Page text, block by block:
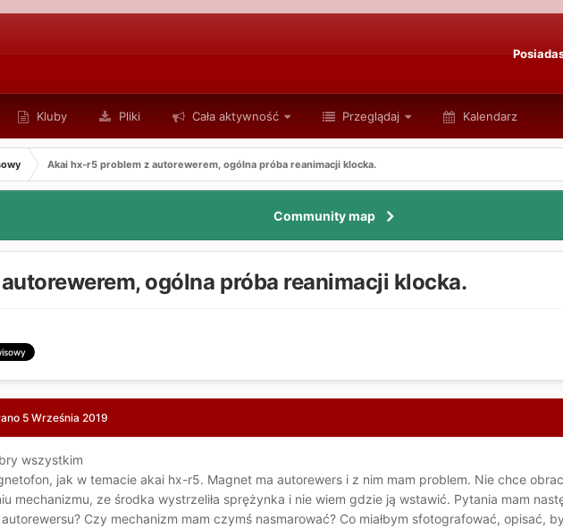
Kluby Pliki Cała aktywność Przeglądaj Kalendarz
Akai hx-r5 problem z autorewerem, ogólna próba reanimacji klocka.
Community map
ogólna próba reanimacji klocka.
5 Września 2019
wszystkim
jak w temacie akai hx-r5. Magnet ma autorewers i z nim mam problem. Nie chce
mechanizmu, ze środka wystrzeliła sprężynka i nie wiem gdzie ją wstawić. Pytania mam
autorewersu? Czy mechanizm mam czymś nasmarować? Co miałbym sfotografować, opisać,